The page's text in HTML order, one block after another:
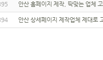
안산 홈페이지 제작, 딱맞는 업체
안산 상세페이지 제작업체 제대로